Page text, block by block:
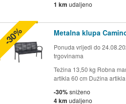
1 km udaljeno
Metalna klupa
Ponuda vrijedi do
trgovinama
Težina 13,50 kg Robna
artikla 60 cm Dužina
-30%sniženo
4 km udaljeno
-30%